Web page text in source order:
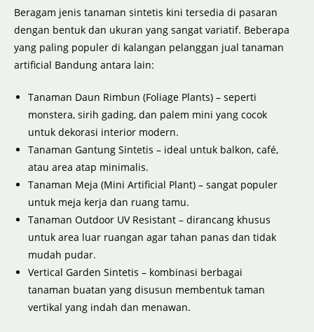
Beragam jenis tanaman sintetis kini tersedia di pasaran
dengan bentuk dan ukuran yang sangat variatif. Beberapa
yang paling populer di kalangan pelanggan jual tanaman
artificial Bandung antara lain:
Tanaman Daun Rimbun (Foliage Plants) – seperti
monstera, sirih gading, dan palem mini yang cocok
untuk dekorasi interior modern.
Tanaman Gantung Sintetis – ideal untuk balkon, café,
atau area atap minimalis.
Tanaman Meja (Mini Artificial Plant) – sangat populer
untuk meja kerja dan ruang tamu.
Tanaman Outdoor UV Resistant – dirancang khusus
untuk area luar ruangan agar tahan panas dan tidak
mudah pudar.
Vertical Garden Sintetis – kombinasi berbagai
tanaman buatan yang disusun membentuk taman
vertikal yang indah dan menawan.